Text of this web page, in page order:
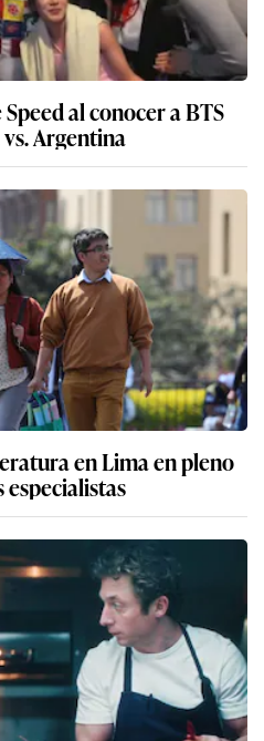
al conocer a BTS
Argentina
en Lima en pleno